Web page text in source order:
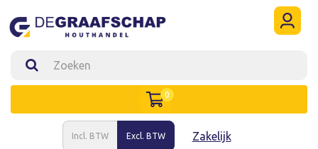
Incl. BTW Excl. BTW Zakelijk
0